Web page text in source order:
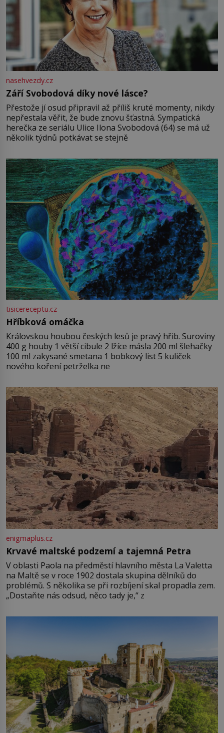
nasehvezdy.cz
Září Svobodová díky nové lásce?
Přestože jí osud připravil až příliš kruté momenty, nikdy
nepřestala věřit, že bude znovu šťastná. Sympatická
herečka ze seriálu Ulice Ilona Svobodová (64) se má už
několik týdnů potkávat se stejně
tisicereceptu.cz
Hříbková omáčka
Královskou houbou českých lesů je pravý hřib. Suroviny
400 g houby 1 větší cibule 2 lžíce másla 200 ml šlehačky
100 ml zakysané smetana 1 bobkový list 5 kuliček
nového koření petrželka ne
enigmaplus.cz
Krvavé maltské podzemí a tajemná Petra
V oblasti Paola na předměstí hlavního města La Valetta
na Maltě se v roce 1902 dostala skupina dělníků do
problémů. S několika se při rozbíjení skal propadla zem.
„Dostaňte nás odsud, něco tady je,“ z